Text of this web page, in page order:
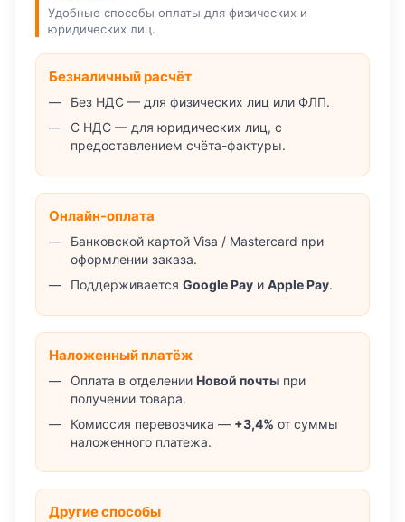
Удобные способы оплаты для физических и
юридических лиц.
Безналичный расчёт
Без НДС — для физических лиц или ФЛП.
С НДС — для юридических лиц, с
предоставлением счёта-фактуры.
Онлайн-оплата
Банковской картой Visa / Mastercard при
оформлении заказа.
Поддерживается Google Pay и Apple Pay.
Наложенный платёж
Оплата в отделении Новой почты при
получении товара.
Комиссия перевозчика — +3,4% от суммы
наложенного платежа.
Другие способы